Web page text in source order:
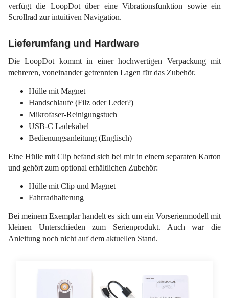
verfügt die LoopDot über eine Vibrationsfunktion sowie ein
Scrollrad zur intuitiven Navigation.
Lieferumfang und Hardware
Die LoopDot kommt in einer hochwertigen Verpackung mit
mehreren, voneinander getrennten Lagen für das Zubehör.
Hülle mit Magnet
Handschlaufe (Filz oder Leder?)
Mikrofaser-Reinigungstuch
USB-C Ladekabel
Bedienungsanleitung (Englisch)
Eine Hülle mit Clip befand sich bei mir in einem separaten Karton
und gehört zum optional erhältlichen Zubehör:
Hülle mit Clip und Magnet
Fahrradhalterung
Bei meinem Exemplar handelt es sich um ein Vorserienmodell mit
kleinen Unterschieden zum Serienprodukt. Auch war die
Anleitung noch nicht auf dem aktuellen Stand.